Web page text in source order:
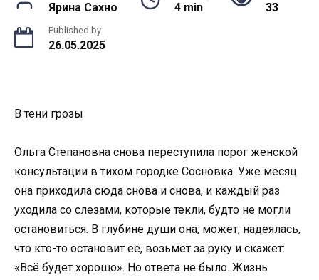
Ярина Сахно 4 min 33
Published by
26.05.2025
В тени грозы
Ольга Степановна снова переступила порог женской
консультации в тихом городке Сосновка. Уже месяц
она приходила сюда снова и снова, и каждый раз
уходила со слезами, которые текли, будто не могли
остановиться. В глубине души она, может, надеялась,
что кто-то остановит её, возьмёт за руку и скажет:
«Всё будет хорошо». Но ответа не было. Жизнь